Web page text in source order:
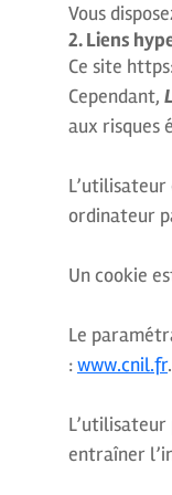
Vous
2. Liens
Ce site
Cependant,
aux risques
ordinateur
Un cookie
Le
:www.cnil.fr.
entraîner